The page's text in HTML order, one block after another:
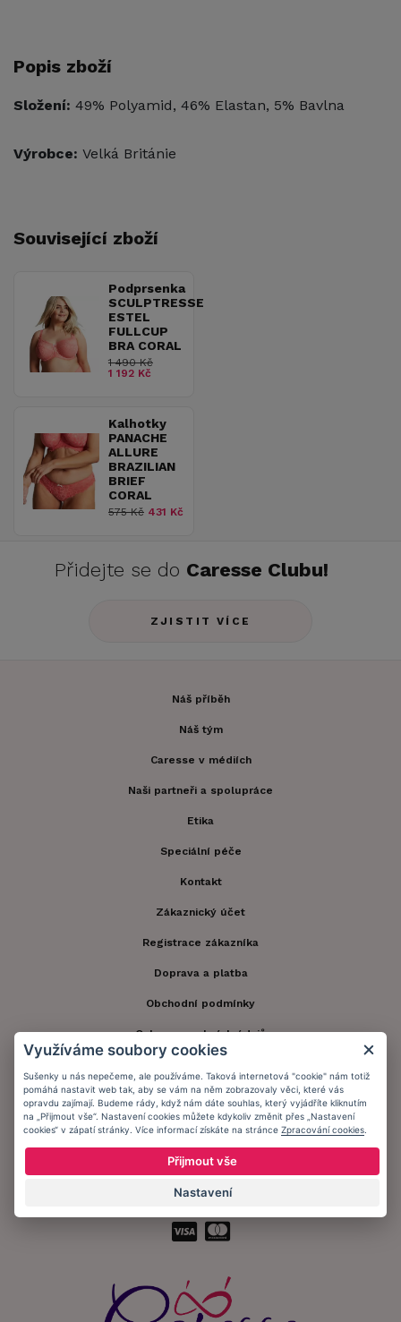
Popis zboží
Složení: 49% Polyamid, 46% Elastan, 5% Bavlna
Výrobce: Velká Británie
Související zboží
Podprsenka
SCULPTRESSE
ESTEL
FULLCUP
BRA CORAL
1 490 Kč
1 192 Kč
Kalhotky
PANACHE
ALLURE
BRAZILIAN
BRIEF
CORAL
575 Kč 431 Kč
Přidejte se do Caresse Clubu!
ZJISTIT VÍCE
Náš příběh
Náš tým
Caresse v médiích
Naši partneři a spolupráce
Etika
Speciální péče
Kontakt
Zákaznický účet
Registrace zákazníka
Doprava a platba
Obchodní podmínky
Ochrana osobních údajů
Zůstaňte s námi v kontaktu.
Přijímáme platby:
Využíváme soubory cookies
Sušenky u nás nepečeme, ale používáme. Taková internetová "cookie" nám totiž
pomáhá nastavit web tak, aby se vám na něm zobrazovaly věci, které vás
opravdu zajímají. Budeme rády, když nám dáte souhlas, který vyjádříte kliknutím
na „Přijmout vše“. Nastavení cookies můžete kdykoliv změnit přes „Nastavení
cookies“ v zápatí stránky. Více informací získáte na stránce Zpracování cookies
Přijmout vše
Nastavení